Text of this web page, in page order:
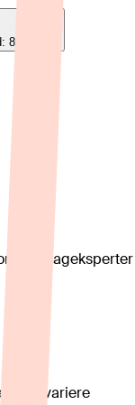
8-12 uker
Våre fageksperter
kan variere